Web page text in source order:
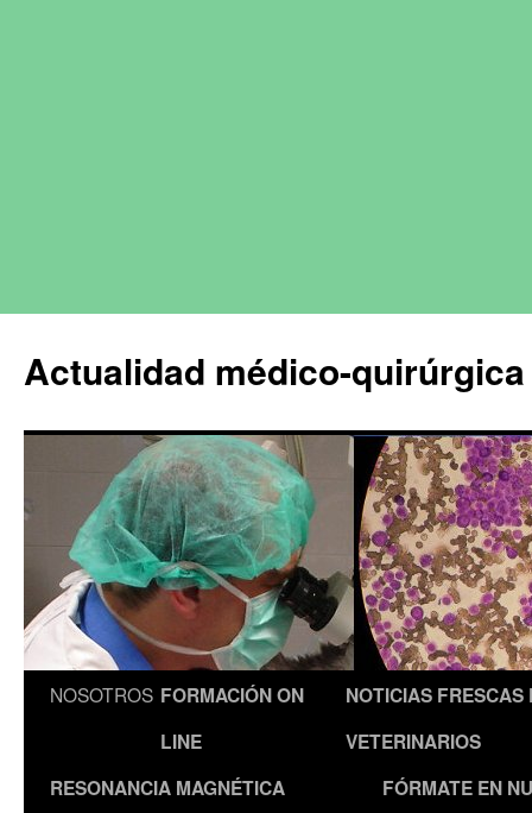
Actualidad médico-
NOSOTROS FORMACIÓN ON
LINE
NOTICIAS FRESCAS
VETERINARIOS
RESONANCIA MAGNÉTICA
FÓRMATE EN